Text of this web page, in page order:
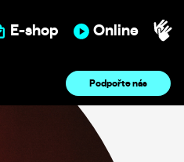
E-shop Online
Podpořte nás